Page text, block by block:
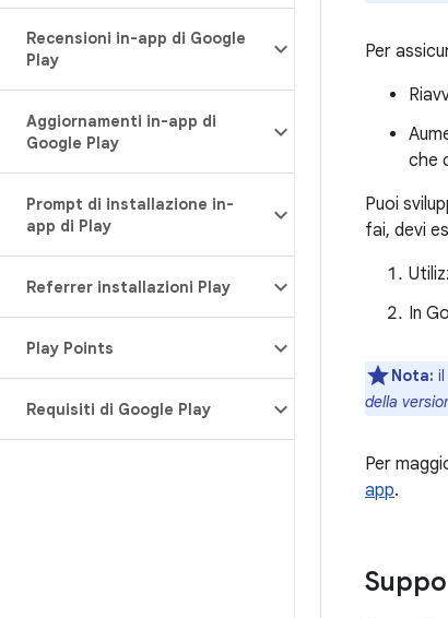
Recensioni in-app di Google
Play
Aggiornamenti in-app di
Google Play
Prompt di installazione in-
app di Play
Referrer installazioni Play
Play Points
Requisiti di Google Play
Per
che
Puoi
fai, devi
In
Nota:
della
Per
app.